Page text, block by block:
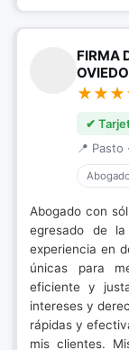
FIRMA
✔
📍 Pasto
Abogado con
egresado de
experiencia en
únicas para
eficiente y
intereses y
rápidas y
mis clientes.